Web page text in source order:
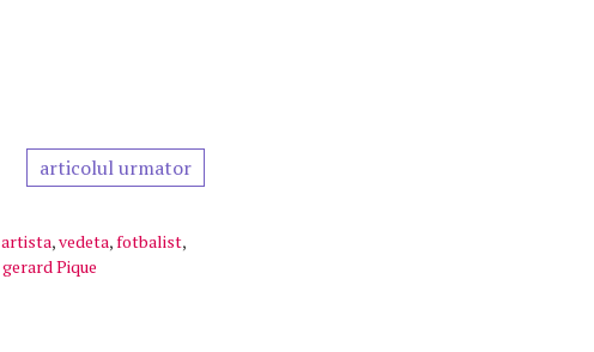
articolul urmator
artista,vedeta,fotbalist,
gerard Pique